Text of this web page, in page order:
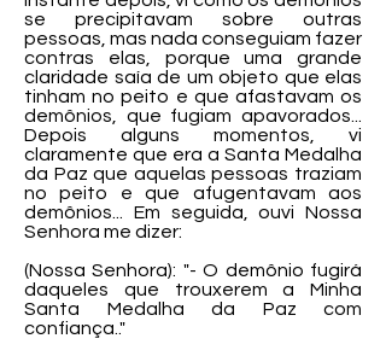
se precipitavam sobre outras
pessoas, mas nada conseguiam fazer
contras elas, porque uma grande
claridade saía de um objeto que elas
tinham no peito e que afastavam os
demônios, que fugiam apavorados...
Depois alguns momentos, vi
claramente que era a Santa Medalha
da Paz que aquelas pessoas traziam
no peito e que afugentavam aos
demônios... Em seguida, ouvi Nossa
Senhora me dizer:
(Nossa Senhora): "- O demônio fugirá
daqueles que trouxerem a Minha
Santa Medalha da Paz com
confiança.."